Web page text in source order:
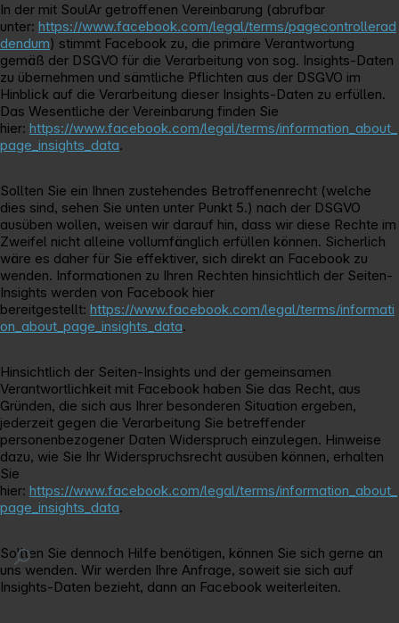
In der mit SoulAr getroffenen Vereinbarung (abrufbar
unter: https://www.facebook.com/legal/terms/pagecontrollerad
dendum) stimmt Facebook zu, die primäre Verantwortung
gemäß der DSGVO für die Verarbeitung von sog. Insights-Daten
zu übernehmen und sämtliche Pflichten aus der DSGVO im
Hinblick auf die Verarbeitung dieser Insights-Daten zu erfüllen.
Das Wesentliche der Vereinbarung finden Sie
hier: https://www.facebook.com/legal/terms/information_about_
page_insights_data.
Sollten Sie ein Ihnen zustehendes Betroffenenrecht (welche
dies sind, sehen Sie unten unter Punkt 5.) nach der DSGVO
ausüben wollen, weisen wir darauf hin, dass wir diese Rechte im
Zweifel nicht alleine vollumfänglich erfüllen können. Sicherlich
wäre es daher für Sie effektiver, sich direkt an Facebook zu
wenden. Informationen zu Ihren Rechten hinsichtlich der Seiten-
Insights werden von Facebook hier
bereitgestellt: https://www.facebook.com/legal/terms/informati
on_about_page_insights_data.
Hinsichtlich der Seiten-Insights und der gemeinsamen
Verantwortlichkeit mit Facebook haben Sie das Recht, aus
Gründen, die sich aus Ihrer besonderen Situation ergeben,
jederzeit gegen die Verarbeitung Sie betreffender
personenbezogener Daten Widerspruch einzulegen. Hinweise
dazu, wie Sie Ihr Widerspruchsrecht ausüben können, erhalten
Sie
hier: https://www.facebook.com/legal/terms/information_about_
page_insights_data.
Sollten Sie dennoch Hilfe benötigen, können Sie sich gerne an
uns wenden. Wir werden Ihre Anfrage, soweit sie sich auf
Insights-Daten bezieht, dann an Facebook weiterleiten.